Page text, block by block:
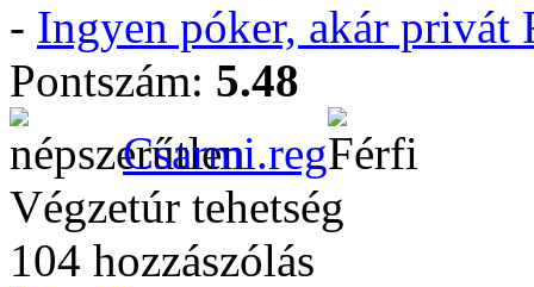
- Ingyen póker, akár privát
Pontszám: 5.48
Csarmi.reg
Végzetúr tehetség
104 hozzászólás